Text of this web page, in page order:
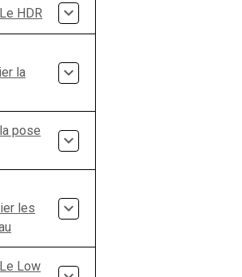
HDR
la
pose
les
Low